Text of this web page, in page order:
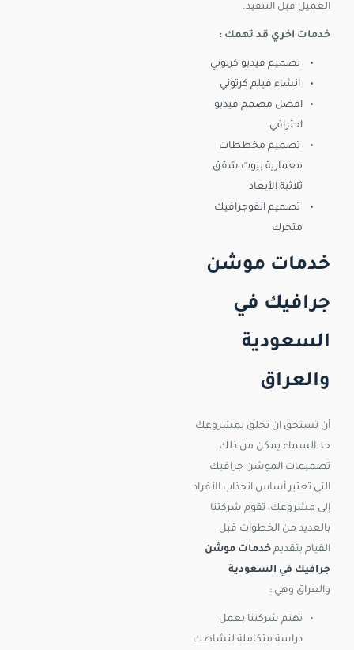
العميل قبل التنفيذ.
خدمات اخري قد تهمك :
تصميم فيديو كرتوني
انشاء فيلم كرتوني
افضل مصمم فيديو
احترافي
تصميم مخططات
معمارية بيوت شقق
ثلاثية الأبعاد
تصميم انفوجرافيك
متحرك
خدمات موشن
جرافيك في
السعودية
والعراق
أن تستحق ان تحلق بمشروعك
حد السماء يمكن من ذلك
تصميمات الموشن جرافيك
التي تعتبر أساس انجذاب الأفراد
إلى مشروعك، تقوم شركتنا
بالعديد من الخطوات قبل
القيام بتقديم خدمات موشن
جرافيك في السعودية
والعراق وهي :
تهتم شركتنا بعمل
دراسة متكاملة لنشاطك